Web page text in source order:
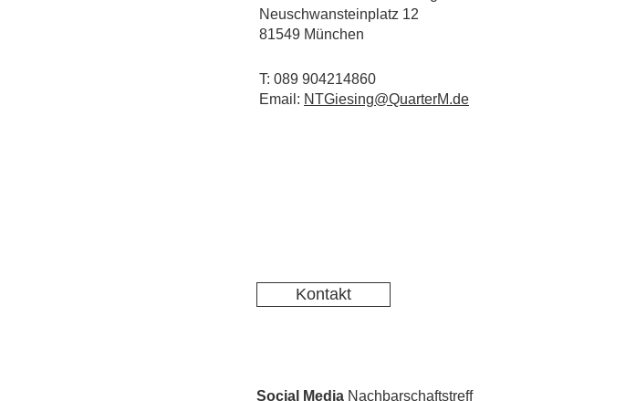
Neuschwansteinplatz 12
81549 München
T: 089 904214860
Email: NTGiesing@QuarterM.de
Kontakt
Social Media Nachbarschaftstreff